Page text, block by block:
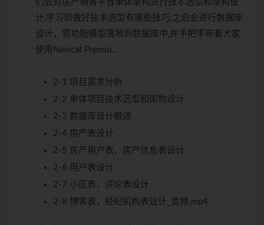
们会对房产销售平台单体架构进行技术选型和架构设
计,学习到做好技术选型有哪些技巧;之后会进行数据库
设计，将功能模型落地到数据库中,并手把手带着大家
使用Navicat Premiu…
2-1 项目需求分析
2-2 单体项目技术选型和架构设计
2-3 数据库设计概述
2-4 房产表设计
2-5 房产用户表，房产信息表设计
2-6 用户表设计
2-7 小区表，评论表设计
2-8 博客表，经纪机构表设计_音频.mp4